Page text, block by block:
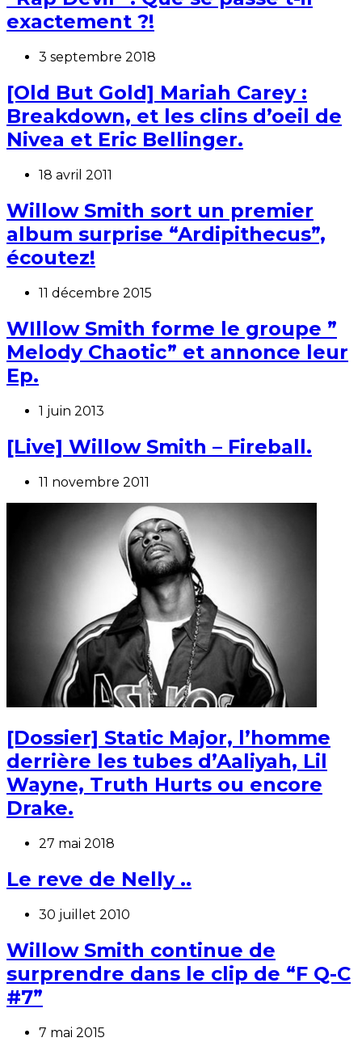
exactement ?!
3 septembre 2018
[Old But Gold] Mariah Carey :
Breakdown, et les clins d’oeil de
Nivea et Eric Bellinger.
18 avril 2011
Willow Smith sort un premier
album surprise “Ardipithecus”,
écoutez!
11 décembre 2015
WIllow Smith forme le groupe ”
Melody Chaotic” et annonce leur
Ep.
1 juin 2013
[Live] Willow Smith – Fireball.
11 novembre 2011
[Dossier] Static Major, l’homme
derrière les tubes d’Aaliyah, Lil
Wayne, Truth Hurts ou encore
Drake.
27 mai 2018
Le reve de Nelly ..
30 juillet 2010
Willow Smith continue de
surprendre dans le clip de “F Q-C
#7”
7 mai 2015